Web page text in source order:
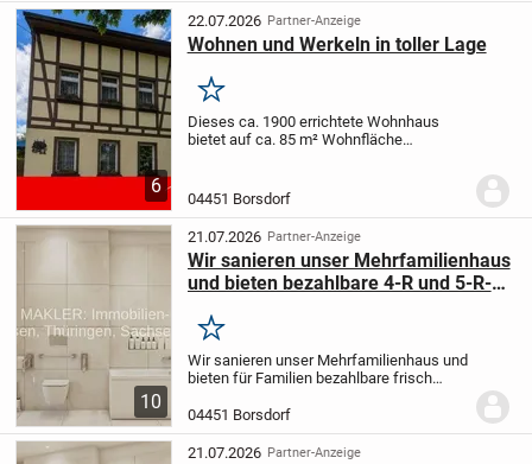
6
22.07.2026 Partner-Anzeige
Wohnen und Werkeln in toller Lage
Merken
Dieses ca. 1900 errichtete Wohnhaus
bietet auf ca. 85 m² Wohnfläche
auf drei Etagen mit insgesamt fünf
04451 Borsdorf
10
21.07.2026 Partner-Anzeige
Wir sanieren unser Mehrfamilienhaus
und bieten bezahlbare 4-R und 5-R-
Merken
Wir sanieren unser Mehrfamilienhaus und
bieten für Familien bezahlbare frisch
Raumwohnungen an, meistens mit
Balkon oder Loggia.Bitte melden Sie sich
bei Interesse...
04451 Borsdorf
21.07.2026 Partner-Anzeige